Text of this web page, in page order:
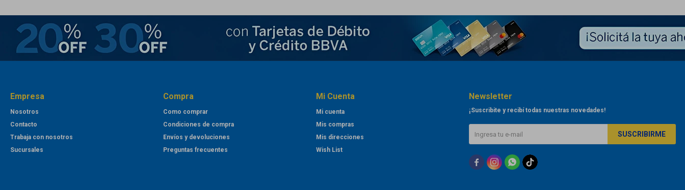
Empresa
Nosotros
Contacto
Trabaja con nosotros
Sucursales
Compra
Como comprar
Condiciones de compra
Envíos y devoluciones
Preguntas frecuentes
Mi Cuenta
Mi cuenta
Mis compras
Mis direcciones
Wish List
Newsletter
¡Suscribite y recibí todas nuestras novedades!
SUSCRIBIRME
  